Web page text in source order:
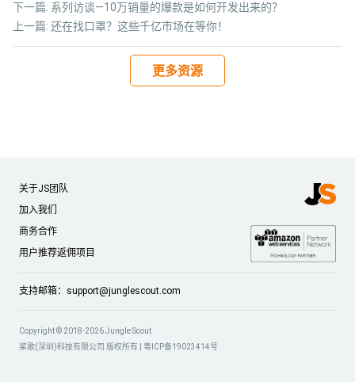
上一篇: 还在找口罩？这些千亿市场在等你！
下一篇: 系列访谈—10万销量的爆款是如何开发出来的？
更多资源
关于JS团队
加入我们
商务合作
用户推荐返佣项目
支持邮箱： support@junglescout.com
Copyright © 2018-2026 Jungle Scout
桨歌(深圳)科技有限公司 版权所有 | 粤ICP备19023414号